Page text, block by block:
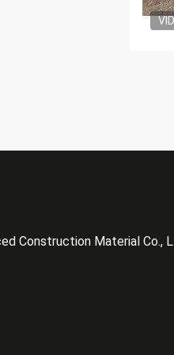
Construction Material Co.,